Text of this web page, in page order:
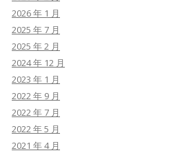
2026 年 1 月
2025 年 7 月
2025 年 2 月
2024 年 12 月
2023 年 1 月
2022 年 9 月
2022 年 7 月
2022 年 5 月
2021 年 4 月